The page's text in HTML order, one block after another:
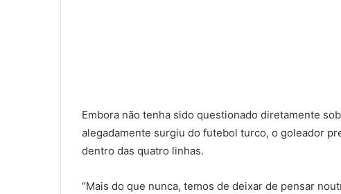
Embora não tenha sido questionado diretamente
alegadamente surgiu do futebol turco, o goleador
dentro das quatro linhas.
“Mais do que nunca, temos de deixar de pensar